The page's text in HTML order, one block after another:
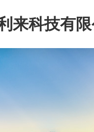
来科技有